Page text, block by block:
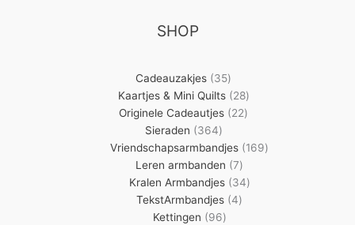
SHOP
Cadeauzakjes 3535
producten
Kaartjes & Mini Quilts 2828
producten
Originele Cadeautjes 2222
Sieraden 364364
producten
Vriendschapsarmbandjes 169169
Leren armbanden 77
producten
Kralen Armbandjes 3434
TekstArmbandjes 44
Kettingen 9696